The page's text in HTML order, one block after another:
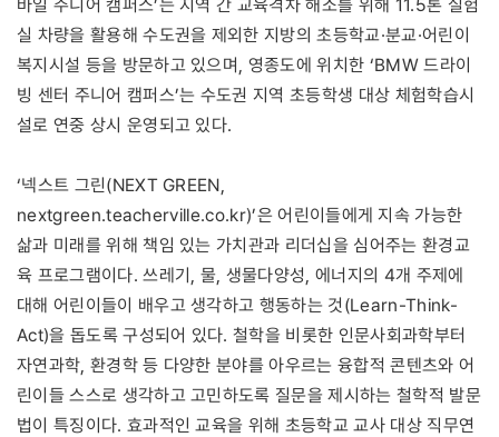
바일 주니어 캠퍼스’는 지역 간 교육격차 해소를 위해 11.5톤 실험
실 차량을 활용해 수도권을 제외한 지방의 초등학교·분교·어린이
복지시설 등을 방문하고 있으며, 영종도에 위치한 ‘BMW 드라이
빙 센터 주니어 캠퍼스’는 수도권 지역 초등학생 대상 체험학습시
설로 연중 상시 운영되고 있다.
‘넥스트 그린(NEXT GREEN,
nextgreen.teacherville.co.kr)’은 어린이들에게 지속 가능한
삶과 미래를 위해 책임 있는 가치관과 리더십을 심어주는 환경교
육 프로그램이다. 쓰레기, 물, 생물다양성, 에너지의 4개 주제에
대해 어린이들이 배우고 생각하고 행동하는 것(Learn-Think-
Act)을 돕도록 구성되어 있다. 철학을 비롯한 인문사회과학부터
자연과학, 환경학 등 다양한 분야를 아우르는 융합적 콘텐츠와 어
린이들 스스로 생각하고 고민하도록 질문을 제시하는 철학적 발문
법이 특징이다. 효과적인 교육을 위해 초등학교 교사 대상 직무연